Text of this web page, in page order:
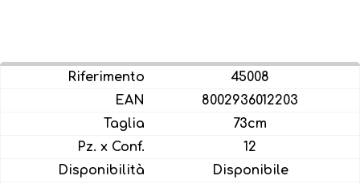
45008
8002936012203
73cm
12
Disponibile